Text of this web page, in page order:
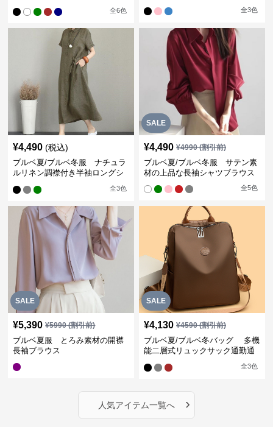
全6色 全3色
¥4,490 (税込)
ブルベ夏/ブルベ冬服 ナチュラ
ルリネン調襟付き半袖ロングシ
全3色
SALE
¥4,490 ¥4990(割引前)
ブルベ夏/ブルベ冬服 サテン素
材の上品な長袖シャツブラウス
全5色
SALE
¥5,390 ¥5990(割引前)
ブルベ夏服 とろみ素材の開襟
長袖ブラウス
SALE
¥4,130 ¥4590(割引前)
ブルベ夏/ブルベ冬バッグ 多機
能二層式リュックサック通勤通
全3色
人気アイテム一覧へ ›